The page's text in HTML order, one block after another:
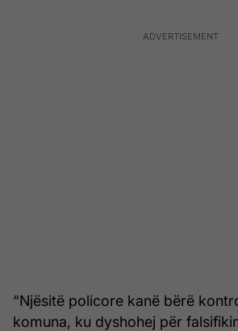
“Njësitë policore kanë bërë
komuna, ku dyshohej për